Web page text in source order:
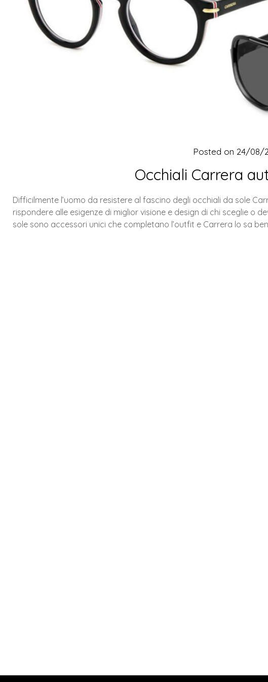
Occhiali Carrera
Posted on 24/08/
Difficilmente l’uomo da resistere al fascino degli occhiali da sole
rispondere alle esigenze di miglior visione e design di chi sceglie o
sole sono accessori unici che completano l’outfit e Carrera lo sa